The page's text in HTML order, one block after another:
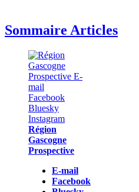
Sommaire Articles
Région
Gascogne
Prospective
E-mail
Facebook